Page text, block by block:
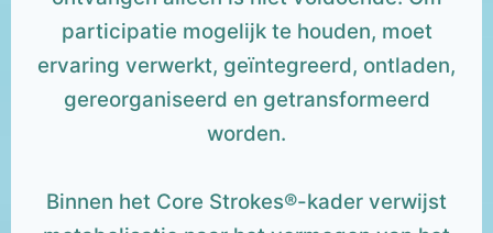
participatie mogelijk te houden, moet
ervaring verwerkt, geïntegreerd, ontladen,
gereorganiseerd en getransformeerd
worden.
Binnen het Core Strokes®-kader verwijst